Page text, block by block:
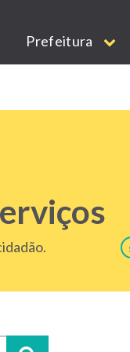
Prefeitura